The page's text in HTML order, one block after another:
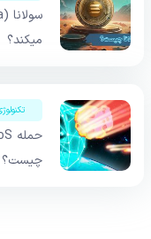
میکند؟
چیست؟